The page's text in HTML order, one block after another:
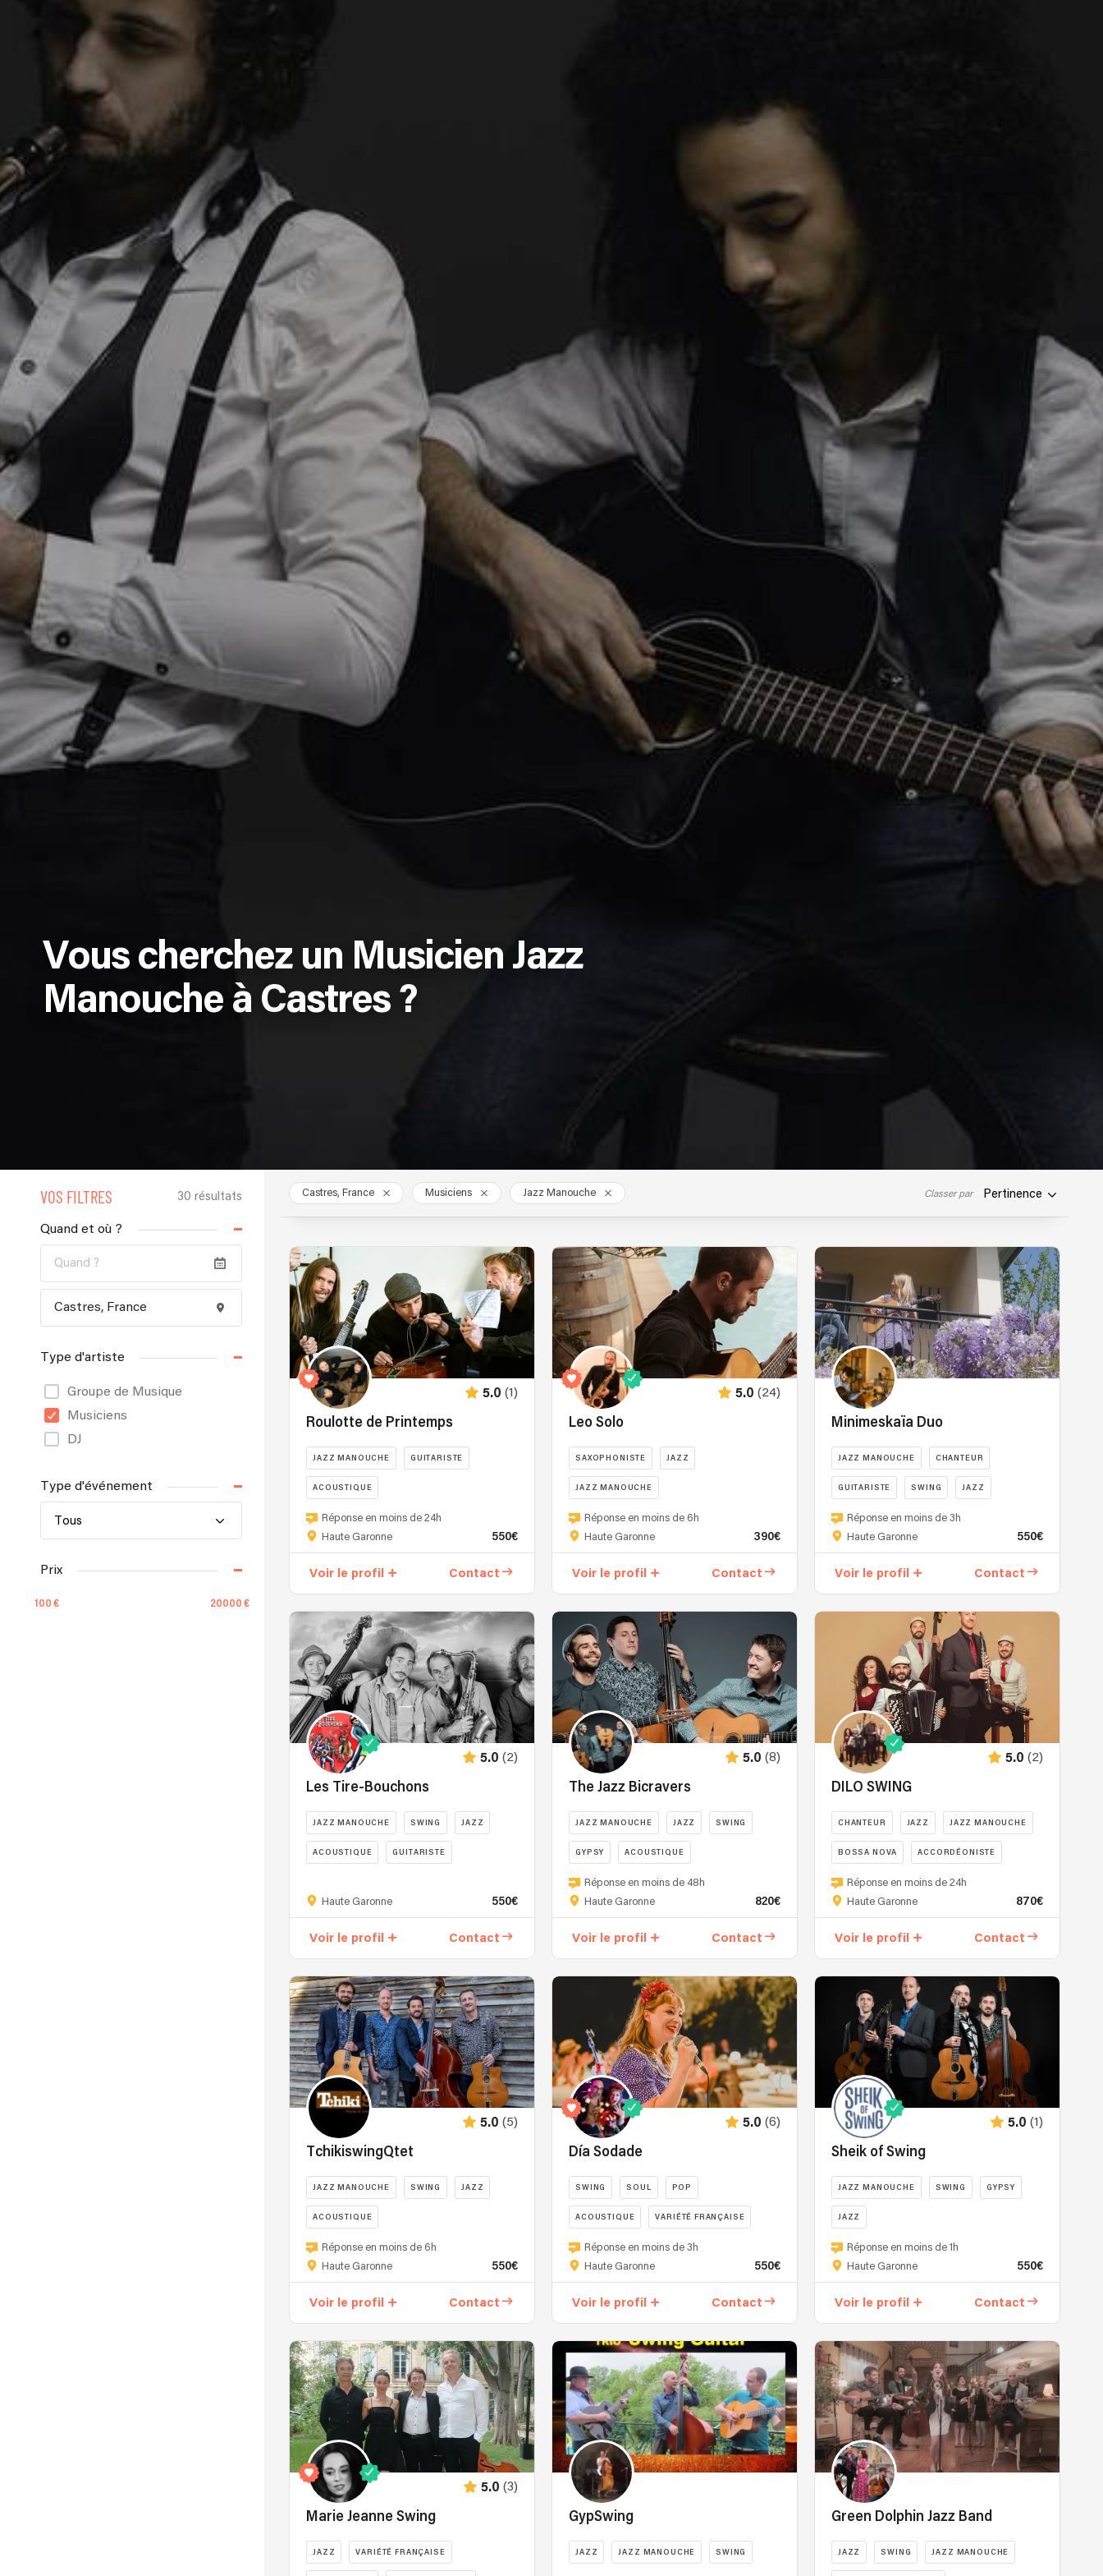
Vous cherchez un Musicien Jazz
Manouche à Castres ?
VOS FILTRES 30 résultats
Quand et où ?
Type d'artiste
Groupe de Musique
Musiciens
DJ
Type d'événement
Tous
Prix
100 20000
Castres, France Musiciens Jazz Manouche Classer par Pertinence
5.0 (1)
Roulotte de Printemps
JAZZ MANOUCHE GUITARISTE
ACOUSTIQUE
Réponse en moins de 24h
Haute Garonne
550€
Voir le profil Contact
5.0 (24)
Leo Solo
SAXOPHONISTE JAZZ
JAZZ MANOUCHE
Réponse en moins de 6h
Haute Garonne
390€
Voir le profil Contact
Minimeskaïa Duo
JAZZ MANOUCHE CHANTEUR
GUITARISTE SWING JAZZ
Réponse en moins de 3h
Haute Garonne
550€
Voir le profil Contact
5.0 (2)
Les Tire-Bouchons
JAZZ MANOUCHE SWING JAZZ
ACOUSTIQUE GUITARISTE
Haute Garonne 550€
Voir le profil Contact
5.0 (8)
The Jazz Bicravers
JAZZ MANOUCHE JAZZ SWING
GYPSY ACOUSTIQUE
Réponse en moins de 48h
Haute Garonne
820€
Voir le profil Contact
5.0 (2)
DILO SWING
CHANTEUR JAZZ JAZZ MANOUCHE
BOSSA NOVA ACCORDÉONISTE
Réponse en moins de 24h
Haute Garonne
870€
Voir le profil Contact
5.0 (5)
TchikiswingQtet
JAZZ MANOUCHE SWING JAZZ
ACOUSTIQUE
Réponse en moins de 6h
Haute Garonne
550€
Voir le profil Contact
5.0 (6)
Día Sodade
SWING SOUL POP
ACOUSTIQUE VARIÉTÉ FRANÇAISE
Réponse en moins de 3h
Haute Garonne
550€
Voir le profil Contact
5.0 (1)
Sheik of Swing
JAZZ MANOUCHE SWING GYPSY
JAZZ
Réponse en moins de 1h
Haute Garonne
550€
Voir le profil Contact
5.0 (3)
Marie Jeanne Swing
JAZZ VARIÉTÉ FRANÇAISE
GypSwing
JAZZ JAZZ MANOUCHE SWING
Green Dolphin Jazz Band
JAZZ SWING JAZZ MANOUCHE